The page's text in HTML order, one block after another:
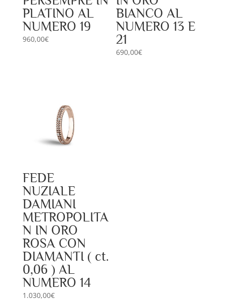
PLATINO AL
NUMERO 19
960,00€
BIANCO AL
NUMERO 13 E
21
690,00€
FEDE
NUZIALE
DAMIANI
METROPOLITA
N IN ORO
ROSA CON
DIAMANTI ( ct.
0,06 ) AL
NUMERO 14
1.030,00€